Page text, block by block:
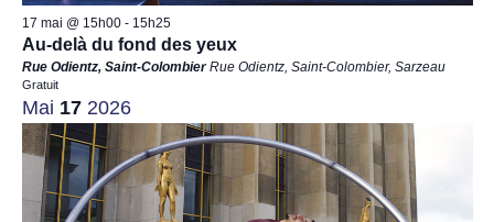
17 mai @ 15h00- 15h25
Au-delà du fond des yeux
Rue Odientz, Saint-ColombierRue Odientz, Saint-Colombier, Sarzeau
Gratuit
Mai 17 2026